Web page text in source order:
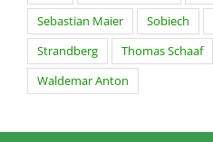
Sebastian Maier
Sobiech
Strandberg
Thomas Schaaf
Waldemar Anton